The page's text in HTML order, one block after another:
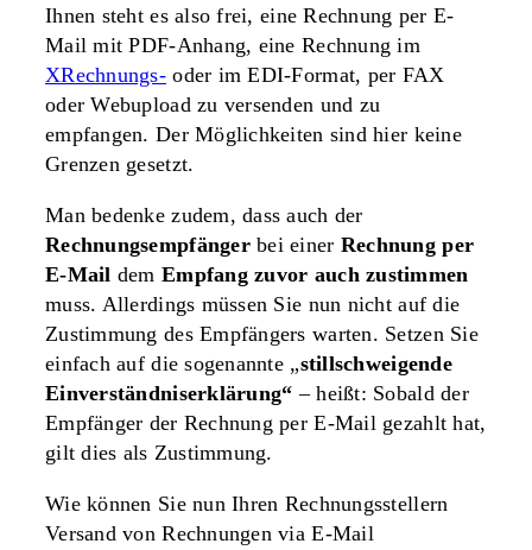
Ihnen steht es also frei, eine Rechnung per E-
Mail mit PDF-Anhang, eine Rechnung im
XRechnungs-oder im EDI-Format, per FAX
oder Webupload zu versenden und zu
empfangen. Der Möglichkeiten sind hier keine
Grenzen gesetzt.
Man bedenke zudem, dass auch der
Rechnungsempfängerbei einer Rechnung per
E-Mail dem Empfang zuvor auch zustimmen
muss. Allerdings müssen Sie nun nicht auf die
Zustimmung des Empfängers warten. Setzen Sie
einfach auf die sogenannte „stillschweigende
Einverständniserklärung“ – heißt: Sobald der
Empfänger der Rechnung per E-Mail gezahlt hat,
gilt dies als Zustimmung.
Wie können Sie nun Ihren Rechnungsstellern
Versand von Rechnungen via E-Mail